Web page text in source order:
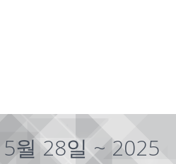
월 28일 ~ 2025